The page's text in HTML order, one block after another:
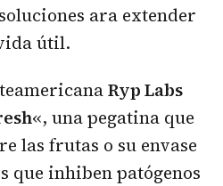
ara extender
útil.
Ryp Labs
«, una pegatina que
las frutas o su envase
que inhiben patógenos